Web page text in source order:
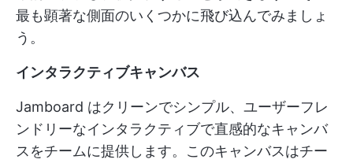
最も顕著な側面のいくつかに飛び込んでみましょ
う。
インタラクティブキャンバス
Jamboard はクリーンでシンプル、ユーザーフレ
ンドリーなインタラクティブで直感的なキャンバ
スをチームに提供します。このキャンバスはチー